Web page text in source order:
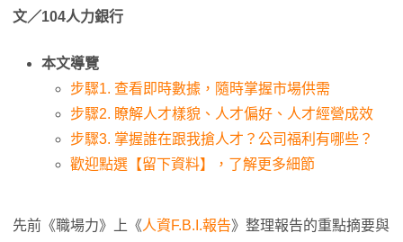
文／104人力銀行
本文導覽
步驟1. 查看即時數據，隨時掌握市場供需
步驟2. 瞭解人才樣貌、人才偏好、人才經營成效
步驟3. 掌握誰在跟我搶人才？公司福利有哪些？
歡迎點選【留下資料】，了解更多細節
先前《職場力》上《人資F.B.I.報告》整理報告的重點摘要與